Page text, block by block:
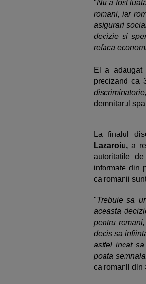
"Nu a fost
romani, iar
asigurari
decizie si
refaca
El a adaugat
precizand ca
demnitarul
La finalul
Lazaroiu,a
autoritatile
informate din
ca romanii
"Trebuie sa
aceasta
pentru
decis sa
astfel incat
poata
ca romanii din